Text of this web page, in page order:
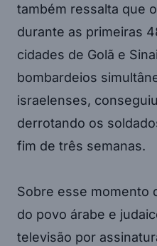
também ressalta que
durante as primeiras
cidades de Golã e
bombardeios
israelenses,
derrotando os
fim de três semanas.
Sobre esse momento
do povo árabe e
televisão por